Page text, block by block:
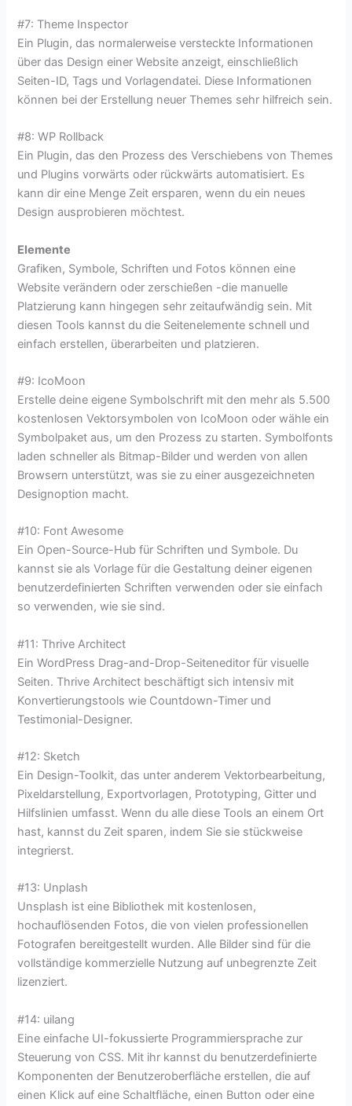
#7: Theme Inspector
Ein Plugin, das normalerweise versteckte Informationen
über das Design einer Website anzeigt, einschließlich
Seiten-ID, Tags und Vorlagendatei. Diese Informationen
können bei der Erstellung neuer Themes sehr hilfreich sein.
#8: WP Rollback
Ein Plugin, das den Prozess des Verschiebens von Themes
und Plugins vorwärts oder rückwärts automatisiert. Es
kann dir eine Menge Zeit ersparen, wenn du ein neues
Design ausprobieren möchtest.
Elemente
Grafiken, Symbole, Schriften und Fotos können eine
Website verändern oder zerschießen -die manuelle
Platzierung kann hingegen sehr zeitaufwändig sein. Mit
diesen Tools kannst du die Seitenelemente schnell und
einfach erstellen, überarbeiten und platzieren.
#9: IcoMoon
Erstelle deine eigene Symbolschrift mit den mehr als 5.500
kostenlosen Vektorsymbolen von IcoMoon oder wähle ein
Symbolpaket aus, um den Prozess zu starten. Symbolfonts
laden schneller als Bitmap-Bilder und werden von allen
Browsern unterstützt, was sie zu einer ausgezeichneten
Designoption macht.
#10: Font Awesome
Ein Open-Source-Hub für Schriften und Symbole. Du
kannst sie als Vorlage für die Gestaltung deiner eigenen
benutzerdefinierten Schriften verwenden oder sie einfach
so verwenden, wie sie sind.
#11: Thrive Architect
Ein WordPress Drag-and-Drop-Seiteneditor für visuelle
Seiten. Thrive Architect beschäftigt sich intensiv mit
Konvertierungstools wie Countdown-Timer und
Testimonial-Designer.
#12: Sketch
Ein Design-Toolkit, das unter anderem Vektorbearbeitung,
Pixeldarstellung, Exportvorlagen, Prototyping, Gitter und
Hilfslinien umfasst. Wenn du alle diese Tools an einem Ort
hast, kannst du Zeit sparen, indem Sie sie stückweise
integrierst.
#13: Unplash
Unsplash ist eine Bibliothek mit kostenlosen,
hochauflösenden Fotos, die von vielen professionellen
Fotografen bereitgestellt wurden. Alle Bilder sind für die
vollständige kommerzielle Nutzung auf unbegrenzte Zeit
lizenziert.
#14: uilang
Eine einfache UI-fokussierte Programmiersprache zur
Steuerung von CSS. Mit ihr kannst du benutzerdefinierte
Komponenten der Benutzeroberfläche erstellen, die auf
einen Klick auf eine Schaltfläche, einen Button oder eine